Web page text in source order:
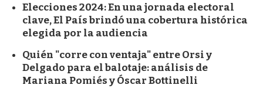
Elecciones 2024: En una jornada electoral
clave, El País brindó una cobertura histórica
elegida por la audiencia
Quién "corre con ventaja" entre Orsi y
Delgado para el balotaje: análisis de
Mariana Pomiés y Óscar Bottinelli